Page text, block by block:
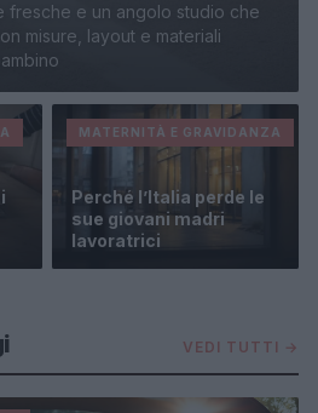
fresche e un angolo studio che
misure, layout e materiali
MATERNITÀ E GRAVIDANZA
Perché l’Italia perde le
sue giovani madri
lavoratrici
VEDI TUTTI →